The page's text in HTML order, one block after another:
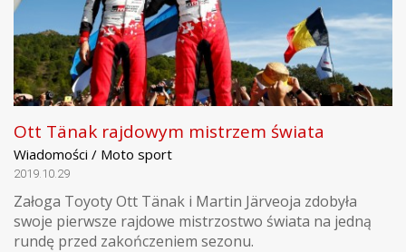
Ott Tänak rajdowym mistrzem świata
Wiadomości / Moto sport
2019.10.29
Załoga Toyoty Ott Tänak i Martin Järveoja zdobyła
swoje pierwsze rajdowe mistrzostwo świata na jedną
rundę przed zakończeniem sezonu.